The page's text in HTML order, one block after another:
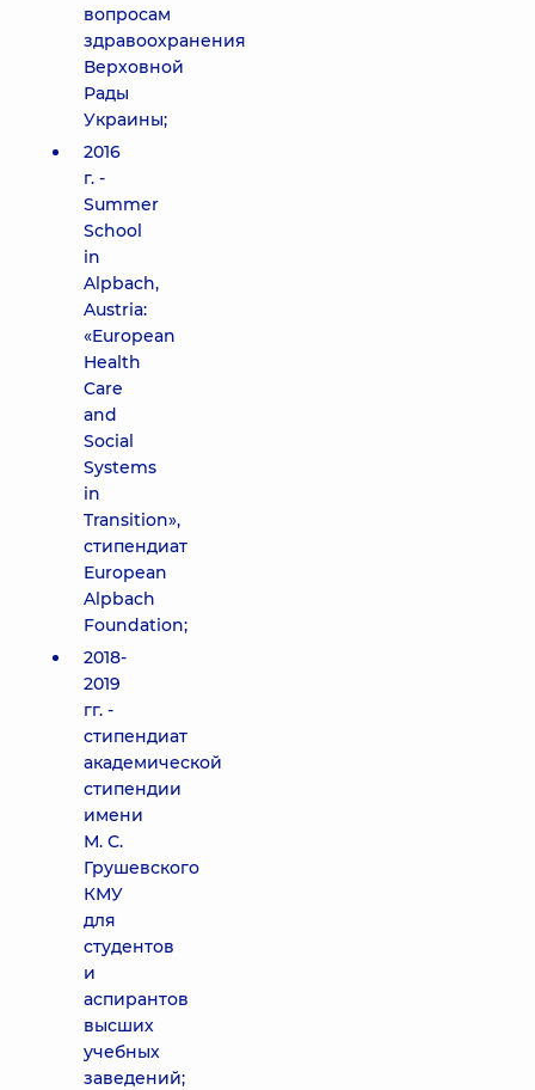
вопросам
здравоохранения
Верховной
Рады
Украины;
2016
г. -
Summer
School
in
Alpbach,
Austria:
«European
Health
Care
and
Social
Systems
in
Transition»,
стипендиат
European
Alpbach
Foundation;
2018-
2019
гг. -
стипендиат
академической
стипендии
имени
М. С.
Грушевского
КМУ
для
студентов
и
аспирантов
высших
учебных
заведений;